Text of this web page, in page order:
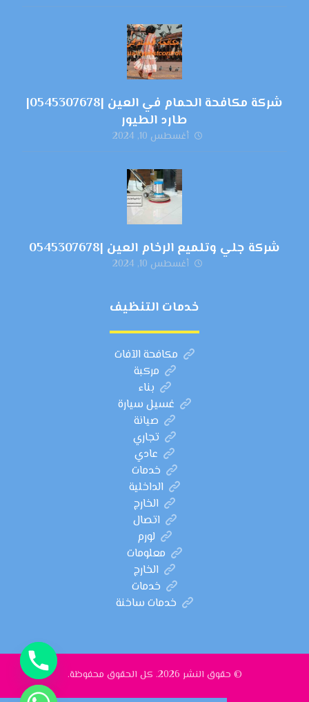
شركة مكافحة الحمام في العين |0545307678|
طارد الطيور
أغسطس 10, 2024
شركة جلي وتلميع الرخام العين |0545307678
أغسطس 10, 2024
خدمات التنظيف
مكافحة الآفات
مركبة
بناء
غسيل سيارة
صيانة
تجاري
عادي
خدمات
الداخلية
الخارج
اتصال
لورم
معلومات
الخارج
خدمات
خدمات ساخنة
© حقوق النشر 2026. كل الحقوق محفوظة.